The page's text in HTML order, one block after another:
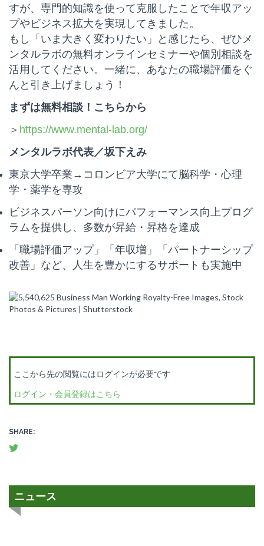
すが、専門的知識を使って克服したことで年収アッ
プやビジネス拡大を実現してきました。
もし「いま大きく変わりたい」と感じたら、ぜひメ
ンタルラボの無料オンラインセミナーや個別相談を
活用してください。一緒に、あなたの職場評価をぐ
んと引き上げましょう！
まずは無料相談！こちらから
＞ https://www.mental-lab.org/
メンタルラボ代表／坂下えみ
東京大学卒業→コロンビア大学にて脳科学・心理
学・薬学を専攻
ビジネスパーソン向けにパフォーマンス向上プログ
ラムを提供し、多数が昇給・昇格を達成
「職場評価アップ」「年収増」「パートナーシップ
改善」など、人生を豊かにするサポートも実施中
ここから先の閲覧にはログインが必要です
ログイン・会員登録はこちら
SHARE:
ニュース